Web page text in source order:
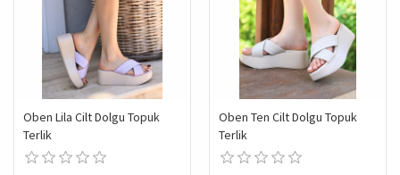
Oben Lila Cilt Dolgu Topuk
Terlik
Oben Ten Cilt Dolgu Topuk
Terlik